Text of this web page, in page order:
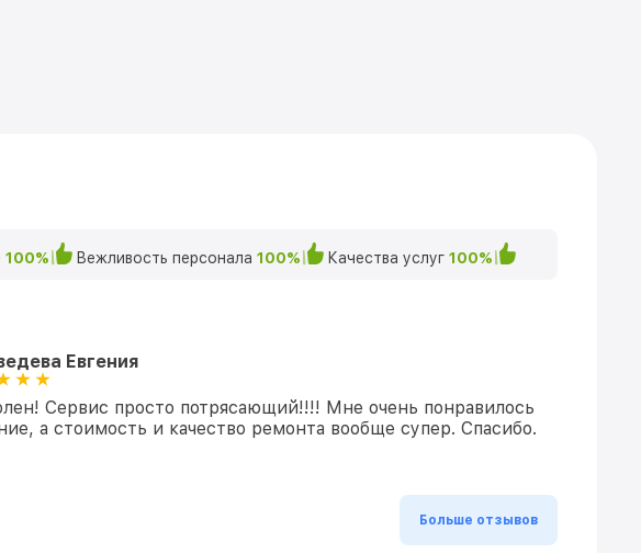
100% Вежливость персонала 100% Качества услуг 100%
Евгения
Сервис просто потрясающий!!!! Мне очень понравилось
а стоимость и качество ремонта вообще супер. Спасибо.
Больше отзывов